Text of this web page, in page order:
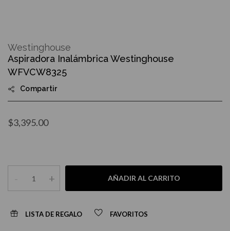
the
beginning
of
the
images
Aspiradora Inalámbrica Westinghouse
WFVCW8325
Compartir
$3,395.00
- + AÑADIR AL CARRITO
LISTA DE REGALO FAVORITOS
Westinghouse